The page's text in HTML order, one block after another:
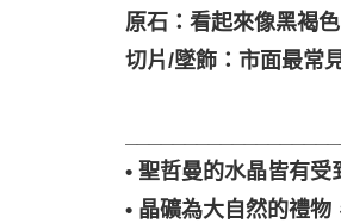
原石：看起來像黑褐
切片/墜飾：市面最常
• 聖哲曼的水晶皆有
• 晶礦為大自然的禮